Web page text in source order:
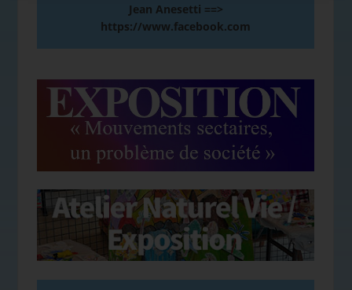
Jean Anesetti ==>
https://www.facebook.com